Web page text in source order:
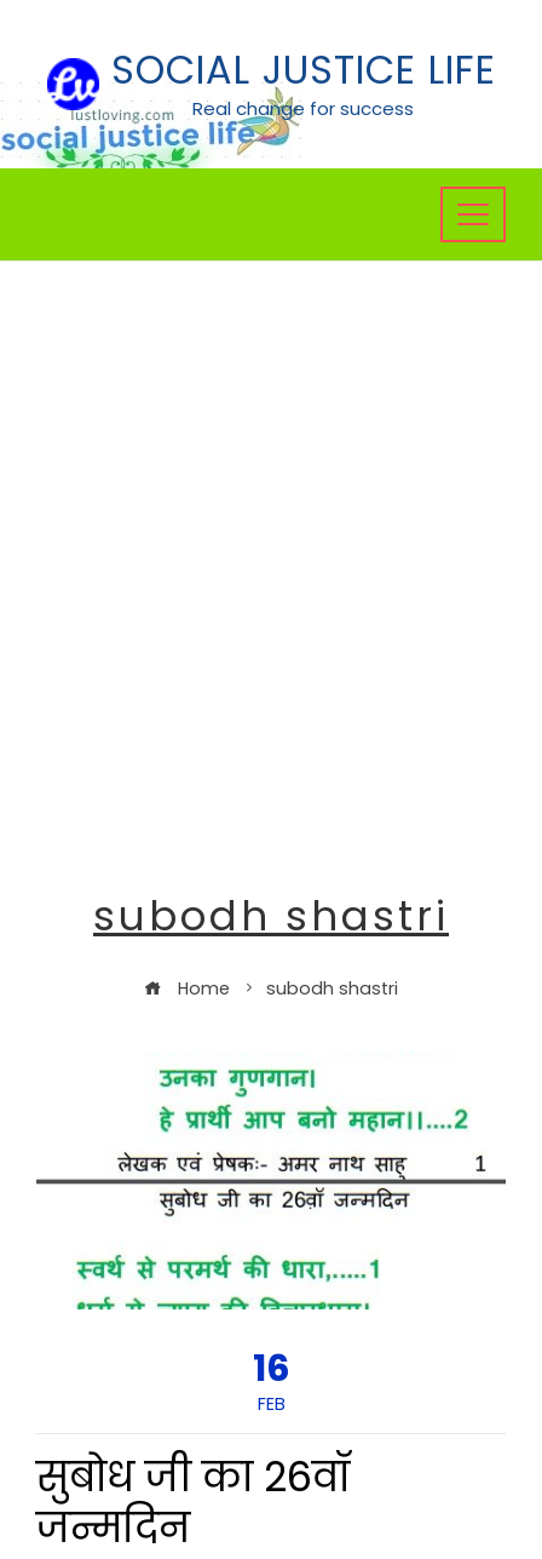
content
SOCIAL JUSTICE LIFE
Real change for success
subodh shastri
Home subodh shastri
16
FEB
सुबोध जी का 26वॉ
जन्मदिन